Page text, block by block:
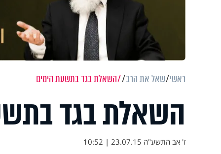
ראשי שאל את הרב השאלת בגד בתשעת הימים
השאלת בגד
ז' אב התשע"ה 23.07.15 | 10:52